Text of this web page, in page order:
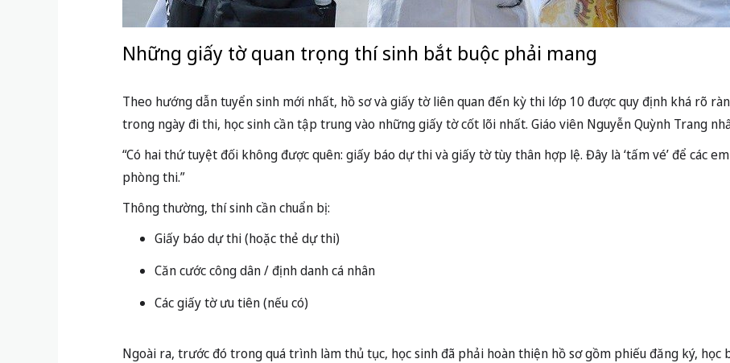
Những giấy tờ quan trọng thí sinh bắt buộc phải mang
Theo hướng dẫn tuyển sinh mới nhất, hồ sơ và giấy tờ liên quan đến kỳ thi lớp 10 được quy định khá rõ
trong ngày đi thi, học sinh cần tập trung vào những giấy tờ cốt lõi nhất. Giáo viên Nguyễn Quỳnh Trang
“Có hai thứ tuyệt đối không được quên: giấy báo dự thi và giấy tờ tùy thân hợp lệ. Đây là ‘tấm vé’ để các
phòng thi.”
Thông thường, thí sinh cần chuẩn bị:
Giấy báo dự thi (hoặc thẻ dự thi)
Căn cước công dân / định danh cá nhân
Các giấy tờ ưu tiên (nếu có)
Ngoài ra, trước đó trong quá trình làm thủ tục, học sinh đã phải hoàn thiện hồ sơ gồm phiếu đăng ký, học